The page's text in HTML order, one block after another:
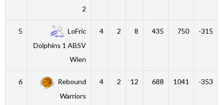
2
5
LoFric
Dolphins 1 ABSV
Wien
4 2 8 435 750 -315
6
Rebound
Warriors
4 2 12 688 1041 -353